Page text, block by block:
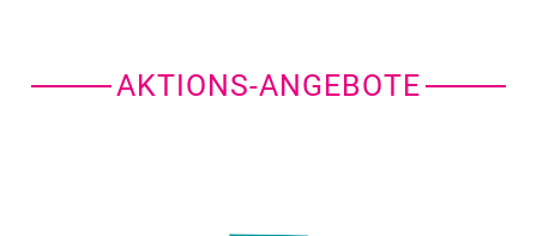
AKTIONS-ANGEBOTE